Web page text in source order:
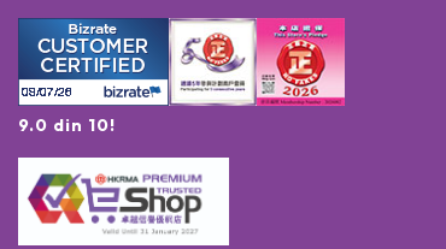
9.0 din 10!